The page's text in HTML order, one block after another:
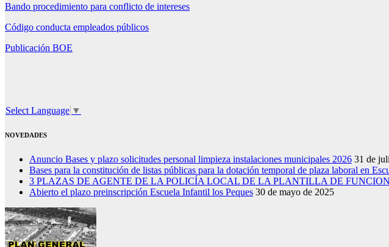
Bando procedimiento para conflicto de intereses
Código conducta empleados públicos
Publicación BOE
Select Language ▼
NOVEDADES
Anuncio Bases y plazo solicitudes personal limpieza instalaciones municipales 2026 31 de
Bases para la constitución de listas públicas para la dotación temporal de plaza laboral en
3 PLAZAS DE AGENTE DE LA POLICÍA LOCAL DE LA PLANTILLA DE
Abierto el plazo preinscripción Escuela Infantil los Peques 30 de mayo de 2025